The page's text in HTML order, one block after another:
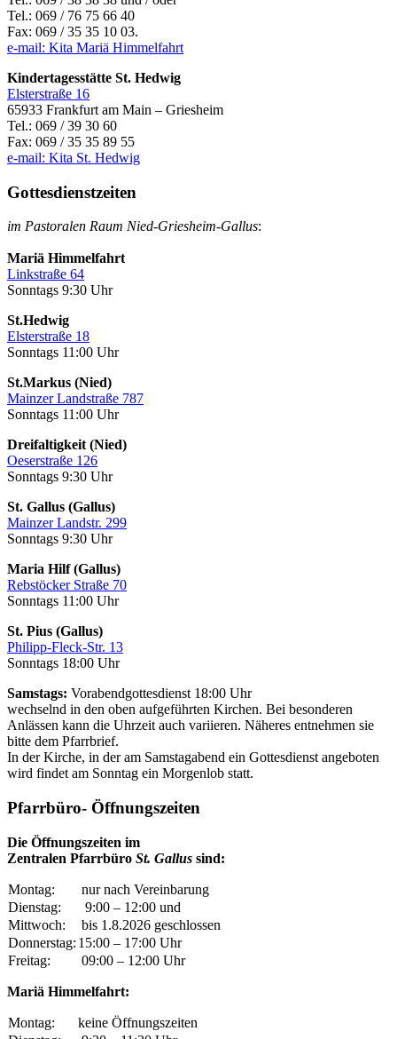
Tel.: 069 / 76 75 66 40
Fax: 069 / 35 35 10 03.
e-mail: Kita Mariä Himmelfahrt
Kindertagesstätte St. Hedwig
Elsterstraße 16
65933 Frankfurt am Main – Griesheim
Tel.: 069 / 39 30 60
Fax: 069 / 35 35 89 55
e-mail: Kita St. Hedwig
Gottesdienstzeiten
im Pastoralen Raum Nied-Griesheim-Gallus:
Mariä Himmelfahrt
Linkstraße 64
Sonntags 9:30 Uhr
St.Hedwig
Elsterstraße 18
Sonntags 11:00 Uhr
St.Markus (Nied)
Mainzer Landstraße 787
Sonntags 11:00 Uhr
Dreifaltigkeit (Nied)
Oeserstraße 126
Sonntags 9:30 Uhr
St. Gallus (Gallus)
Mainzer Landstr. 299
Sonntags 9:30 Uhr
Maria Hilf (Gallus)
Rebstöcker Straße 70
Sonntags 11:00 Uhr
St. Pius (Gallus)
Philipp-Fleck-Str. 13
Sonntags 18:00 Uhr
Samstags: Vorabendgottesdienst 18:00 Uhr
wechselnd in den oben aufgeführten Kirchen. Bei besonderen
Anlässen kann die Uhrzeit auch variieren. Näheres entnehmen sie
bitte dem Pfarrbrief.
In der Kirche, in der am Samstagabend ein Gottesdienst angeboten
wird findet am Sonntag ein Morgenlob statt.
Pfarrbüro- Öffnungszeiten
Die Öffnungszeiten im
Zentralen Pfarrbüro St. Gallus sind:
Montag:
nur nach Vereinbarung
Dienstag:
9:00 – 12:00 und
Mittwoch:
bis 1.8.2026 geschlossen
Donnerstag: 15:00 – 17:00 Uhr
Freitag:
09:00 – 12:00 Uhr
Mariä Himmelfahrt:
Montag:
keine Öffnungszeiten